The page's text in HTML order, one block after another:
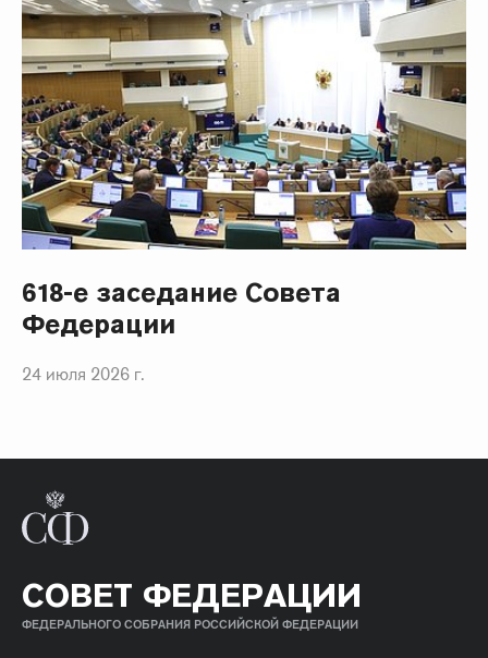
618-е заседание Совета
Федерации
24 июля 2026 г.
СОВЕТ ФЕДЕРАЦИИ
ФЕДЕРАЛЬНОГО СОБРАНИЯ РОССИЙСКОЙ ФЕДЕРАЦИИ